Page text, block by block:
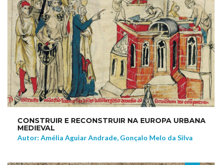
CONSTRUIR E RECONSTRUIR NA EUROPA URBANA
MEDIEVAL
Autor: Amélia Aguiar Andrade, Gonçalo Melo da Silva